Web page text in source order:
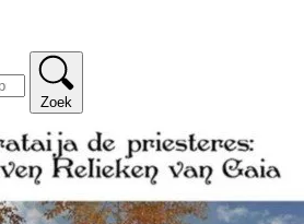
Zoek